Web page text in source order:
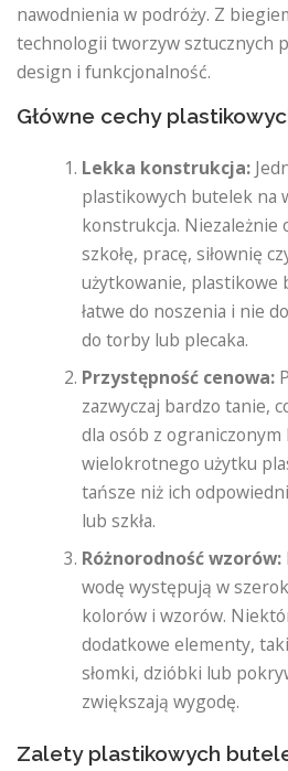
nawodnienia w podróży. Z
technologii tworzyw sztucznych
design i funkcjonalność.
Główne cechy
Lekka konstrukcja:
plastikowych butelek na
konstrukcja. Niezależnie
szkołę, pracę, siłownię
użytkowanie, plastikowe
łatwe do noszenia i nie
do torby lub plecaka.
Przystępność cenowa:
zazwyczaj bardzo tanie,
dla osób z
wielokrotnego użytku
tańsze niż ich
lub szkła.
Różnorodność wzorów:
wodę występują w
kolorów i wzorów.
dodatkowe elementy,
słomki, dzióbki lub
zwiększają wygodę.
Zalety plastikowych